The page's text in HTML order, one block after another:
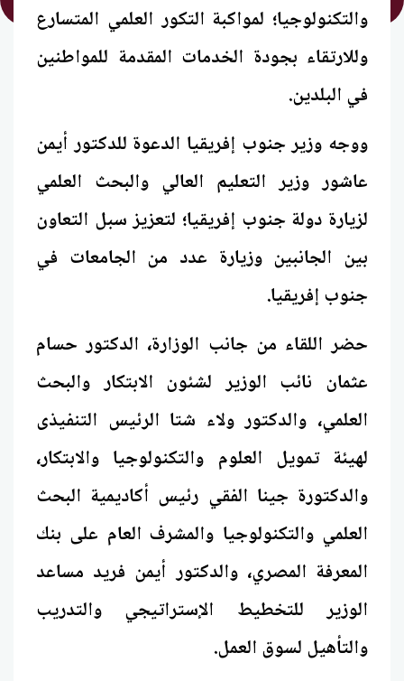
والتكنولوجيا؛ لمواكبة التكور العلمي المتسارع
وللارتقاء بجودة الخدمات المقدمة للمواطنين
في البلدين.
ووجه وزير جنوب إفريقيا الدعوة للدكتور أيمن
عاشور وزير التعليم العالي والبحث العلمي
لزيارة دولة جنوب إفريقيا؛ لتعزيز سبل التعاون
بين الجانبين وزيارة عدد من الجامعات في
جنوب إفريقيا.
حضر اللقاء من جانب الوزارة، الدكتور حسام
عثمان نائب الوزير لشئون الابتكار والبحث
العلمي، والدكتور ولاء شتا الرئيس التنفيذى
لهيئة تمويل العلوم والتكنولوجيا والابتكار،
والدكتورة جينا الفقي رئيس أكاديمية البحث
العلمي والتكنولوجيا والمشرف العام على بنك
المعرفة المصري، والدكتور أيمن فريد مساعد
الوزير للتخطيط الإستراتيجي والتدريب
والتأهيل لسوق العمل.